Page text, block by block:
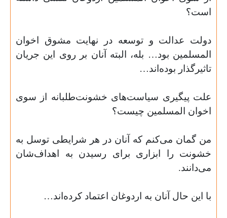
است؟
دولت عدالت و توسعه در نهایت مشوق اخوان
المسلمین بود… بله، البته آنان بر روی این جریان
تاثیرگذار بوده‌اند…
علت پیگیری سیاست‌های خشونت‌طلبانه از سوی
اخوان المسلمین چیست؟
من گمان می‌کنم که آنان در هر شرایطی توسل به
خشونت را ابزاری برای رسیدن به اهداف‌شان
می‌دانند.
با این حال آنان به اردوغان اعتماد کرده‌اند…